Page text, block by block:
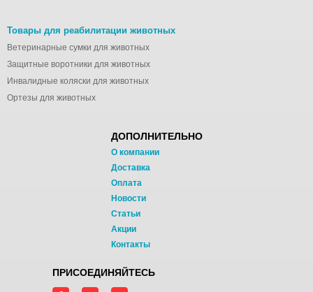
Товары для реабилитации животных
Ветеринарные сумки для животных
Защитные воротники для животных
Инвалидные коляски для животных
Ортезы для животных
ДОПОЛНИТЕЛЬНО
О компании
Доставка
Оплата
Новости
Статьи
Акции
Контакты
ПРИСОЕДИНЯЙТЕСЬ